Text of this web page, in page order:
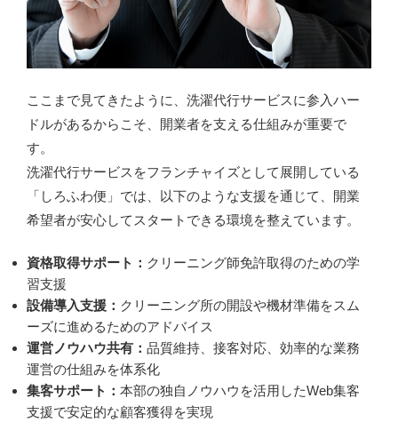
ここまで見てきたように、洗濯代行サービスに参入ハー
ドルがあるからこそ、開業者を支える仕組みが重要で
す。
洗濯代行サービスをフランチャイズとして展開している
「しろふわ便」では、以下のような支援を通じて、開業
希望者が安心してスタートできる環境を整えています。
資格取得サポート： クリーニング師免許取得のための学
習支援
設備導入支援： クリーニング所の開設や機材準備をスム
ーズに進めるためのアドバイス
運営ノウハウ共有： 品質維持、接客対応、効率的な業務
運営の仕組みを体系化
集客サポート： 本部の独自ノウハウを活用したWeb集客
支援で安定的な顧客獲得を実現